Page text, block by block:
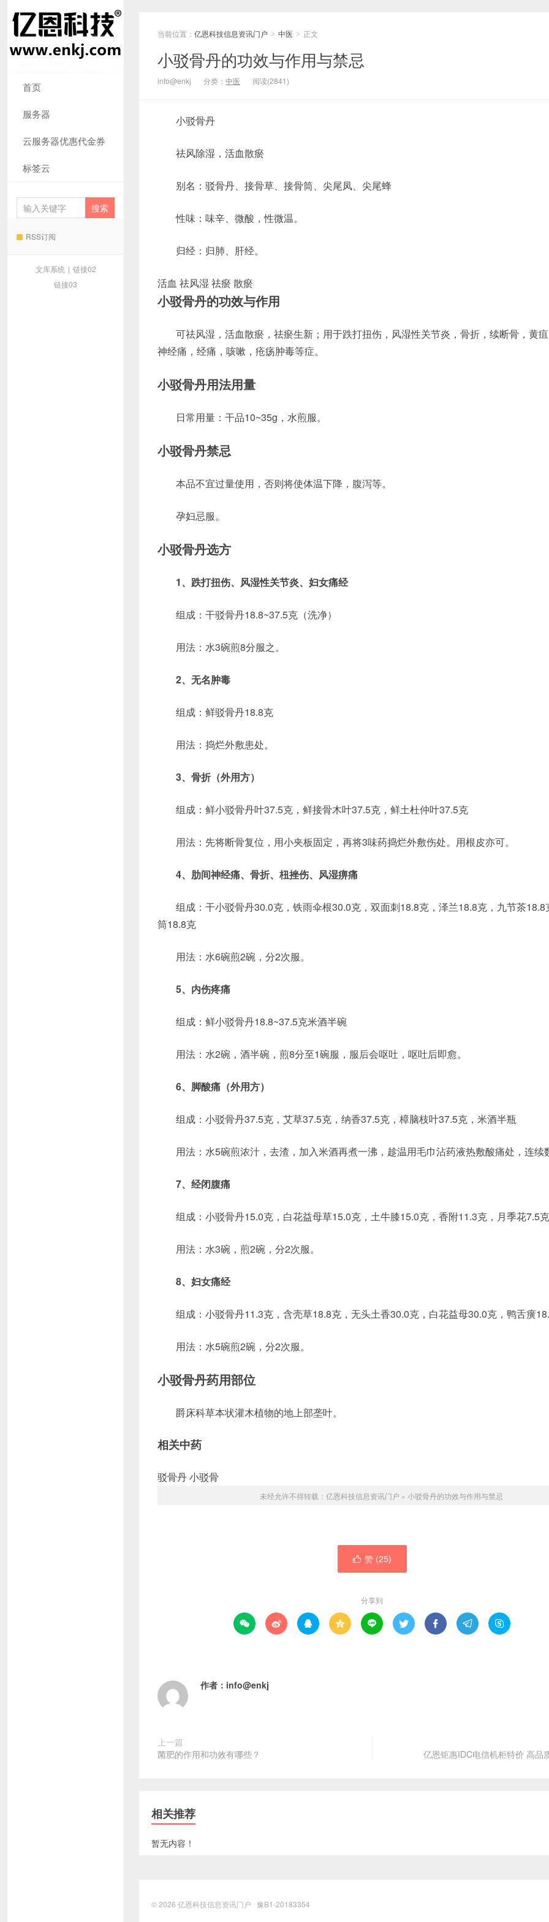
首页
服务器
云服务器优惠代金券
标签云
RSS订阅
文库系统 | 链接02
链接03
当前位置： 亿恩科技信息资讯门户 > 中医 > 正文
小驳骨丹的功效与作用与禁忌
info@enkj 分类： 中医 阅读(2841)
小驳骨丹
祛风除湿，活血散瘀
别名：驳骨丹、接骨草、接骨筒、尖尾凤、尖尾蜂
性味：味辛、微酸，性微温。
归经：归肺、肝经。
活血 祛风湿 祛瘀 散瘀
小驳骨丹的功效与作用
可祛风湿，活血散瘀，祛瘀生新；用于跌打扭伤，风湿性关节炎，骨折，续断骨，黄
神经痛，经痛，咳嗽，疮疡肿毒等症。
小驳骨丹用法用量
日常用量：干品10~35g，水煎服。
小驳骨丹禁忌
本品不宜过量使用，否则将使体温下降，腹泻等。
孕妇忌服。
小驳骨丹选方
1、跌打扭伤、风湿性关节炎、妇女痛经
组成：干驳骨丹18.8~37.5克（洗净）
用法：水3碗煎8分服之。
2、无名肿毒
组成：鲜驳骨丹18.8克
用法：捣烂外敷患处。
3、骨折（外用方）
组成：鲜小驳骨丹叶37.5克，鲜接骨木叶37.5克，鲜土杜仲叶37.5克
用法：先将断骨复位，用小夹板固定，再将3味药捣烂外敷伤处。用根皮亦可。
4、肋间神经痛、骨折、杻挫伤、风湿痹痛
组成：干小驳骨丹30.0克，铁雨伞根30.0克，双面刺18.8克，泽兰18.8克，九节茶18.8
筒18.8克
用法：水6碗煎2碗，分2次服。
5、内伤疼痛
组成：鲜小驳骨丹18.8~37.5克米酒半碗
用法：水2碗，酒半碗，煎8分至1碗服，服后会呕吐，呕吐后即愈。
6、脚酸痛（外用方）
组成：小驳骨丹37.5克，艾草37.5克，纳香37.5克，樟脑枝叶37.5克，米酒半瓶
用法：水5碗煎浓汁，去渣，加入米酒再煮一沸，趁温用毛巾沾药液热敷酸痛处，连续
7、经闭腹痛
组成：小驳骨丹15.0克，白花益母草15.0克，土牛膝15.0克，香附11.3克，月季花7.5克
用法：水3碗，煎2碗，分2次服。
8、妇女痛经
组成：小驳骨丹11.3克，含壳草18.8克，无头土香30.0克，白花益母30.0克，鸭舌癀
用法：水5碗煎2碗，分2次服。
小驳骨丹药用部位
爵床科草本状灌木植物的地上部垄叶。
相关中药
驳骨丹 小驳骨
未经允许不得转载： 亿恩科技信息资讯门户 » 小驳骨丹的功效与作用与禁忌
 赞 (25)
分享到
        
作者： info@enkj
上一篇
菌肥的作用和功效有哪些？
亿恩钜惠IDC电信机柜特价 高品
相关推荐
暂无内容！
© 2026 亿恩科技信息资讯门户 豫B1-20183354